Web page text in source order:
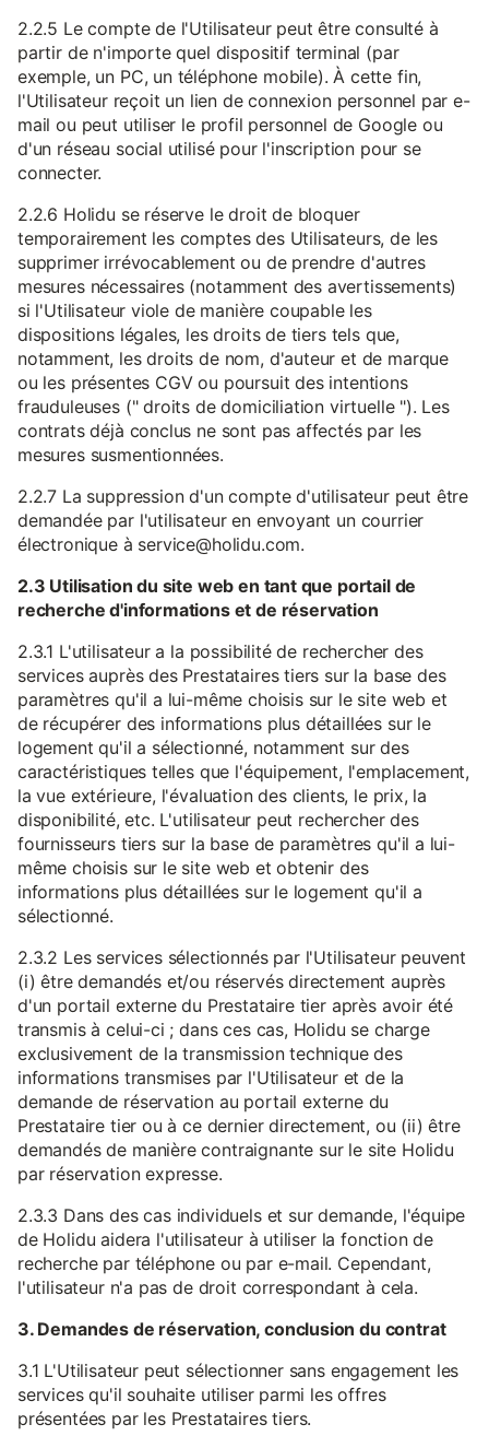
2.2.5 Le compte de l'Utilisateur peut être consulté à
partir de n'importe quel dispositif terminal (par
exemple, un PC, un téléphone mobile). À cette fin,
l'Utilisateur reçoit un lien de connexion personnel par e-
mail ou peut utiliser le profil personnel de Google ou
d'un réseau social utilisé pour l'inscription pour se
connecter.
2.2.6 Holidu se réserve le droit de bloquer
temporairement les comptes des Utilisateurs, de les
supprimer irrévocablement ou de prendre d'autres
mesures nécessaires (notamment des avertissements)
si l'Utilisateur viole de manière coupable les
dispositions légales, les droits de tiers tels que,
notamment, les droits de nom, d'auteur et de marque
ou les présentes CGV ou poursuit des intentions
frauduleuses (" droits de domiciliation virtuelle "). Les
contrats déjà conclus ne sont pas affectés par les
mesures susmentionnées.
2.2.7 La suppression d'un compte d'utilisateur peut être
demandée par l'utilisateur en envoyant un courrier
électronique à service@holidu.com.
2.3 Utilisation du site web en tant que portail de
recherche d'informations et de réservation
2.3.1 L'utilisateur a la possibilité de rechercher des
services auprès des Prestataires tiers sur la base des
paramètres qu'il a lui-même choisis sur le site web et
de récupérer des informations plus détaillées sur le
logement qu'il a sélectionné, notamment sur des
caractéristiques telles que l'équipement, l'emplacement,
la vue extérieure, l'évaluation des clients, le prix, la
disponibilité, etc. L'utilisateur peut rechercher des
fournisseurs tiers sur la base de paramètres qu'il a lui-
même choisis sur le site web et obtenir des
informations plus détaillées sur le logement qu'il a
sélectionné.
2.3.2 Les services sélectionnés par l'Utilisateur peuvent
(i) être demandés et/ou réservés directement auprès
d'un portail externe du Prestataire tier après avoir été
transmis à celui-ci ; dans ces cas, Holidu se charge
exclusivement de la transmission technique des
informations transmises par l'Utilisateur et de la
demande de réservation au portail externe du
Prestataire tier ou à ce dernier directement, ou (ii) être
demandés de manière contraignante sur le site Holidu
par réservation expresse.
2.3.3 Dans des cas individuels et sur demande, l'équipe
de Holidu aidera l'utilisateur à utiliser la fonction de
recherche par téléphone ou par e-mail. Cependant,
l'utilisateur n'a pas de droit correspondant à cela.
3. Demandes de réservation, conclusion du contrat
3.1 L'Utilisateur peut sélectionner sans engagement les
services qu'il souhaite utiliser parmi les offres
présentées par les Prestataires tiers.